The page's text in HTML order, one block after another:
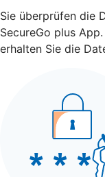
Sie überprüfen die
SecureGo plus
erhalten Sie die